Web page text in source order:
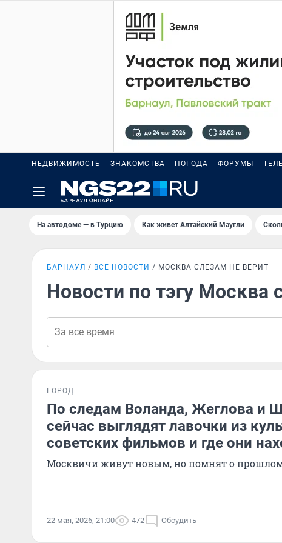
НЕДВИЖИМОСТЬ ЗНАКОМСТВА ПОГОДА ФОРУМЫ
На автодоме — в Турцию Как живет Алтайский Маугли
БАРНАУЛ ВСЕ НОВОСТИ МОСКВА СЛЕЗАМ НЕ ВЕРИТ
Новости по тэгу Москва
ГОРОД
По следам Воланда, Жеглова и
сейчас выглядят лавочки из
советских фильмов и где они
Москвичи живут новым, но помнят о
22 мая, 2026, 21:00 472 Обсудить